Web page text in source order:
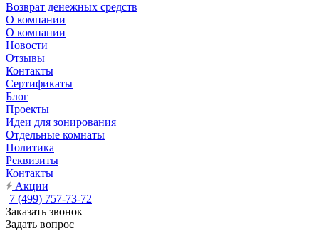
Возврат денежных средств
О компании
О компании
Новости
Отзывы
Контакты
Сертификаты
Блог
Проекты
Идеи для зонирования
Отдельные комнаты
Политика
Реквизиты
Контакты
Акции
7 (499) 757-73-72
Заказать звонок
Задать вопрос